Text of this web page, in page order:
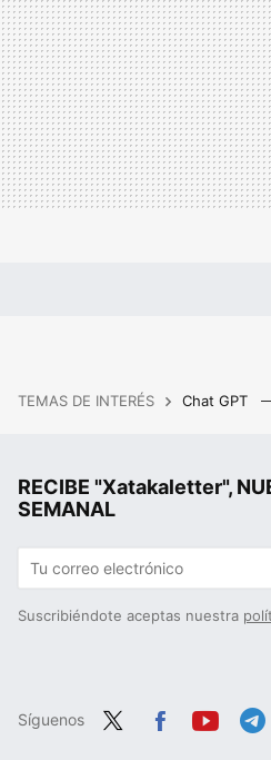
TEMAS DE INTERÉS Chat GPT
RECIBE "Xatakaletter",
SEMANAL
Suscribiéndote aceptas nuestra
Síguenos